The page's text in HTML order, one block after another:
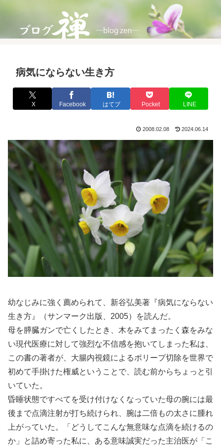
病気にならない生き方
X Facebook はてブ Pocket LINE
2008.02.08 2024.06.14
幼なじみに強く薦められて、新谷弘美著『病気にならない
生き方』（サンマーク出版、2005）を読んだ。
母を膵臓ガンで亡くしたとき、木をみてまったく森をみな
い現代医療に対して強烈な不信感を抱いてしまった私は、
この書の著者が、大腸内視鏡によるポリープ切除を世界で
初めて手掛けた権威ということで、読む前からちょっと引
いていた。
昏睡状態ですべてを受け付けなくなっていた母の腕には最
後まで点滴注射が打ち続けられ、腕は二倍もの太さに腫れ
上がっていた。「どうしてこんな無意味な点滴を続けるの
か」と詰め寄った私に、ある意味誠実だった主治医が「こ